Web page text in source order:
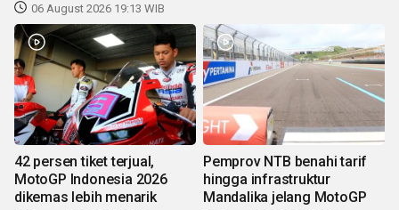
06 August 2026 19:13 WIB
42 persen tiket terjual,
MotoGP Indonesia 2026
dikemas lebih menarik
Pemprov NTB benahi tarif
hingga infrastruktur
Mandalika jelang MotoGP